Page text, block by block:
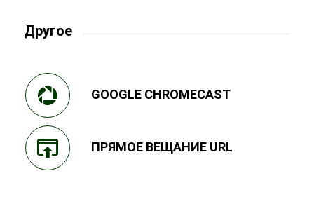
Другое
GOOGLE CHROMECAST
ПРЯМОЕ ВЕЩАНИЕ URL